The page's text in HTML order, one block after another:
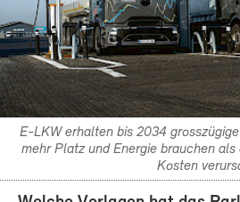
E-LKW erhalten bis 2034
mehr Platz und Energie brauchen
Kosten